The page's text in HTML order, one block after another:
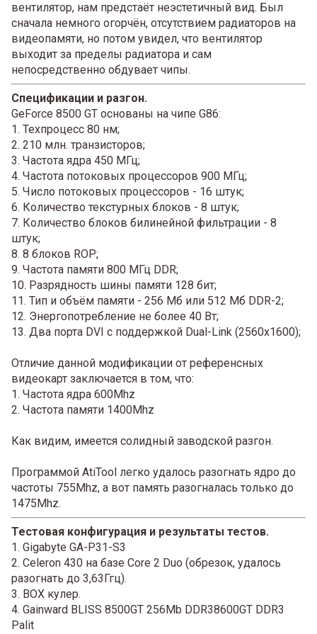
вентилятор, нам предстаёт неэстетичный вид. Был
сначала немного огорчён, отсутствием радиаторов на
видеопамяти, но потом увидел, что вентилятор
выходит за пределы радиатора и сам
непосредственно обдувает чипы.
Спецификации и разгон.
GeForce 8500 GT основаны на чипе G86:
1. Техпроцесс 80 нм;
2. 210 млн. транзисторов;
3. Частота ядра 450 МГц;
4. Частота потоковых процессоров 900 МГц;
5. Число потоковых процессоров - 16 штук;
6. Количество текстурных блоков - 8 штук;
7. Количество блоков билинейной фильтрации - 8
штук;
8. 8 блоков ROP;
9. Частота памяти 800 МГц DDR;
10. Разрядность шины памяти 128 бит;
11. Тип и объём памяти - 256 Мб или 512 Мб DDR-2;
12. Энергопотребление не более 40 Вт;
13. Два порта DVI с поддержкой Dual-Link (2560х1600);
Отличие данной модификации от референсных
видеокарт заключается в том, что:
1. Частота ядра 600Mhz
2. Частота памяти 1400Mhz
Как видим, имеется солидный заводской разгон.
Программой AtiTool легко удалось разогнать ядро до
частоты 755Mhz, а вот память разогналась только до
1475Mhz.
Тестовая конфигурация и результаты тестов.
1. Gigabyte GA-P31-S3
2. Celeron 430 на базе Core 2 Duo (обрезок, удалось
разогнать до 3,63Ггц).
3. BOX кулер.
4. Gainward BLISS 8500GT 256Mb DDR38600GT DDR3
Palit